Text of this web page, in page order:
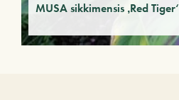
MUSA sikkimensis ‚Red Tiger‘